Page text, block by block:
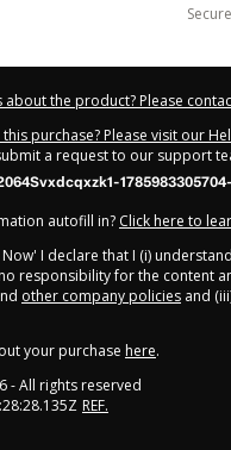
about the product? Please
purchase? Please visit our
a request to our support
autofill in? Click here to
Now' I declare that I (i)
responsibility for the content
other company policies and
your purchase here.
- All rights reserved
REF.